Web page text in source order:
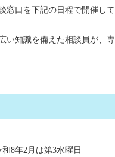
窓口を下記の日程で開催して
い知識を備えた相談員が、専
8年2月は第3水曜日